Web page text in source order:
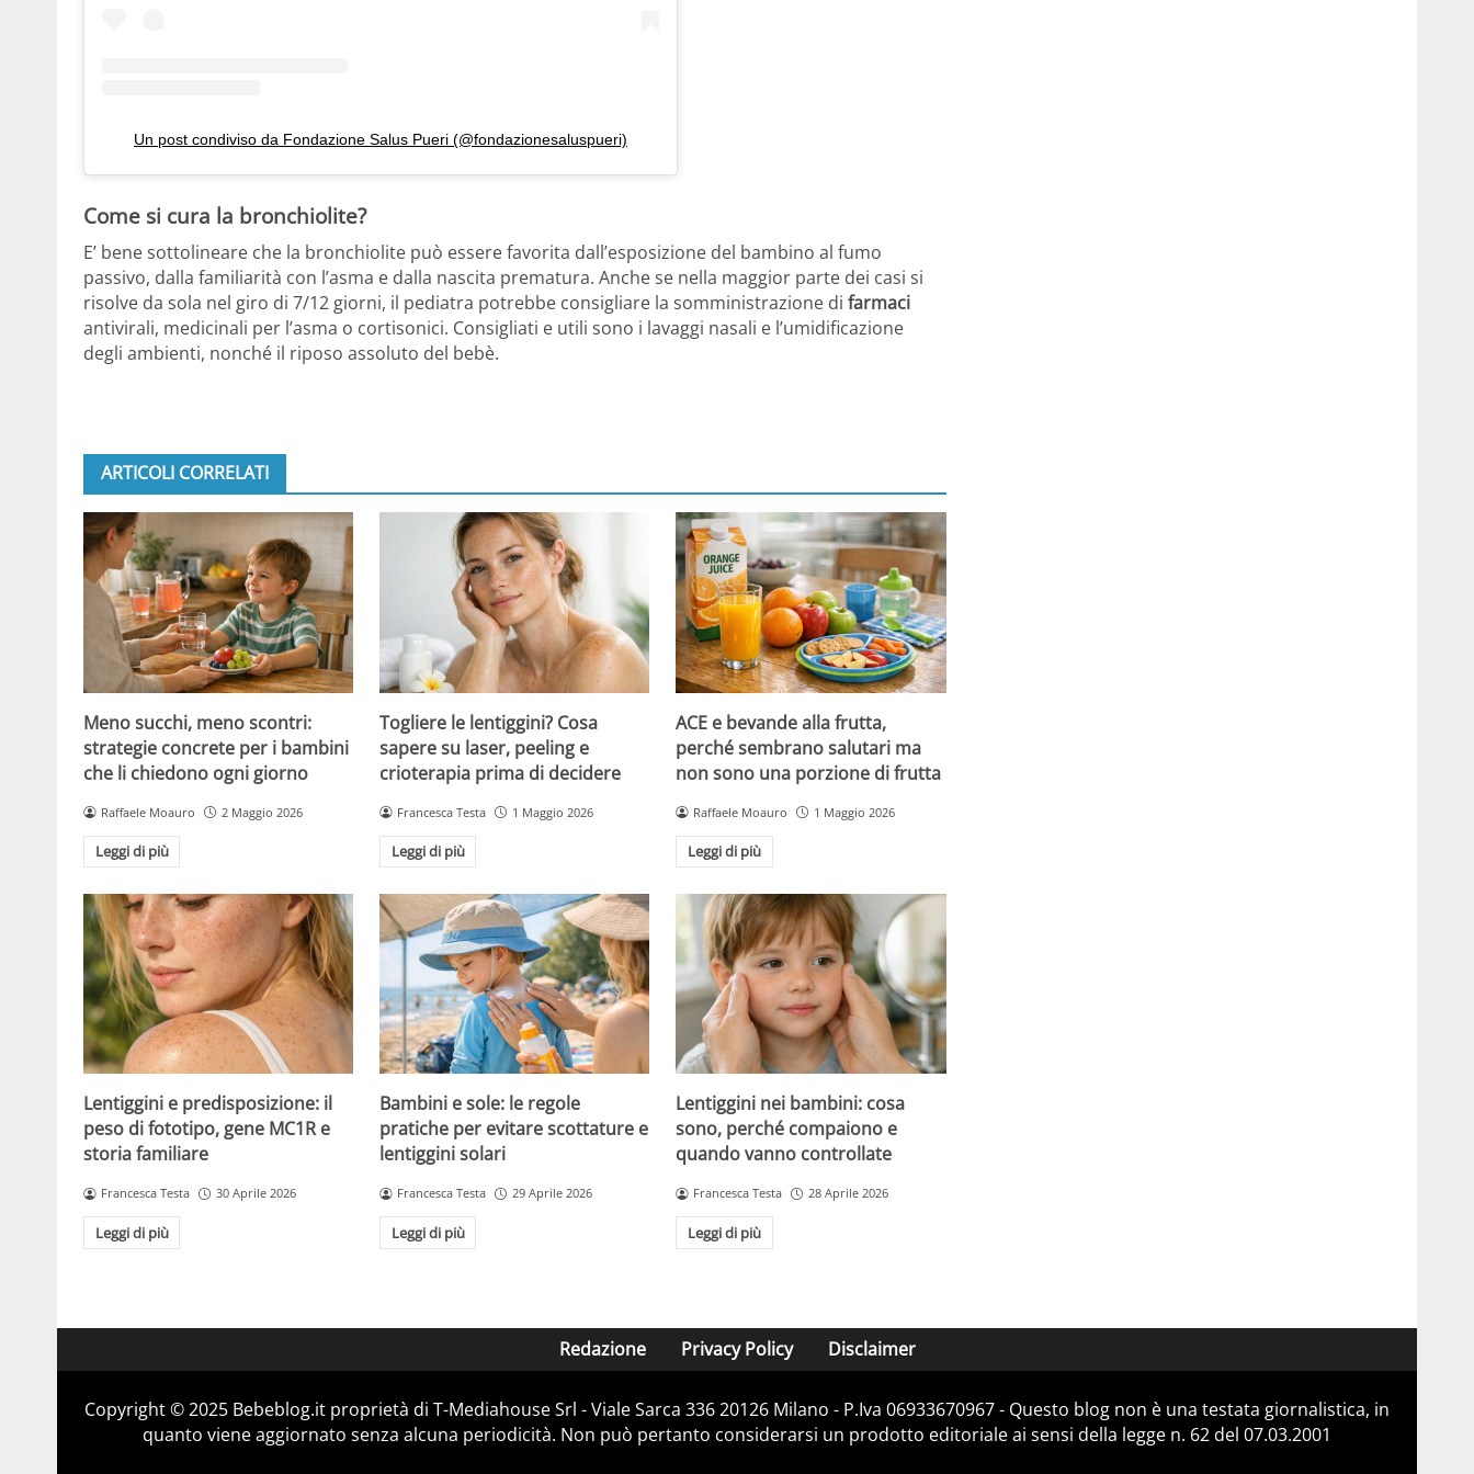
Un post condiviso da Fondazione Salus Pueri (@fondazionesaluspueri)
Come si cura la bronchiolite?
E’ bene sottolineare che la bronchiolite può essere favorita dall’esposizione del bambino al fumo
passivo, dalla familiarità con l’asma e dalla nascita prematura. Anche se nella maggior parte dei casi si
risolve da sola nel giro di 7/12 giorni, il pediatra potrebbe consigliare la somministrazione di farmaci
antivirali, medicinali per l’asma o cortisonici. Consigliati e utili sono i lavaggi nasali e l’umidificazione
degli ambienti, nonché il riposo assoluto del bebè.
ARTICOLI CORRELATI
Meno succhi, meno scontri:
strategie concrete per i bambini
che li chiedono ogni giorno
Raffaele Moauro 2 Maggio 2026
Leggi di più
Togliere le lentiggini? Cosa
sapere su laser, peeling e
crioterapia prima di decidere
Francesca Testa 1 Maggio 2026
Leggi di più
ACE e bevande alla frutta,
perché sembrano salutari ma
non sono una porzione di frutta
Raffaele Moauro 1 Maggio 2026
Leggi di più
Lentiggini e predisposizione: il
peso di fototipo, gene MC1R e
storia familiare
Francesca Testa 30 Aprile 2026
Leggi di più
Bambini e sole: le regole
pratiche per evitare scottature e
lentiggini solari
Francesca Testa 29 Aprile 2026
Leggi di più
Lentiggini nei bambini: cosa
sono, perché compaiono e
quando vanno controllate
Francesca Testa 28 Aprile 2026
Leggi di più
Redazione Privacy Policy Disclaimer
Copyright © 2025 Bebeblog.it proprietà di T-Mediahouse Srl - Viale Sarca 336 20126 Milano - P.Iva 06933670967 - Questo blog non è una testata giornalistica, in
quanto viene aggiornato senza alcuna periodicità. Non può pertanto considerarsi un prodotto editoriale ai sensi della legge n. 62 del 07.03.2001